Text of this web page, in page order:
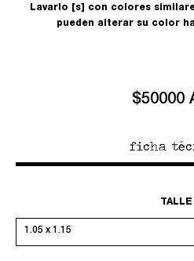
Lavarlo [s] con colores
pueden alterar su color
$50000
ficha
TALLE